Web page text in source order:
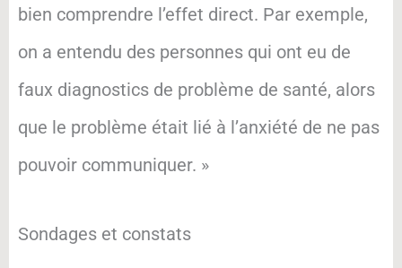
bien comprendre l’effet direct. Par exemple,
on a entendu des personnes qui ont eu de
faux diagnostics de problème de santé, alors
que le problème était lié à l’anxiété de ne pas
pouvoir communiquer. »
Sondages et constats